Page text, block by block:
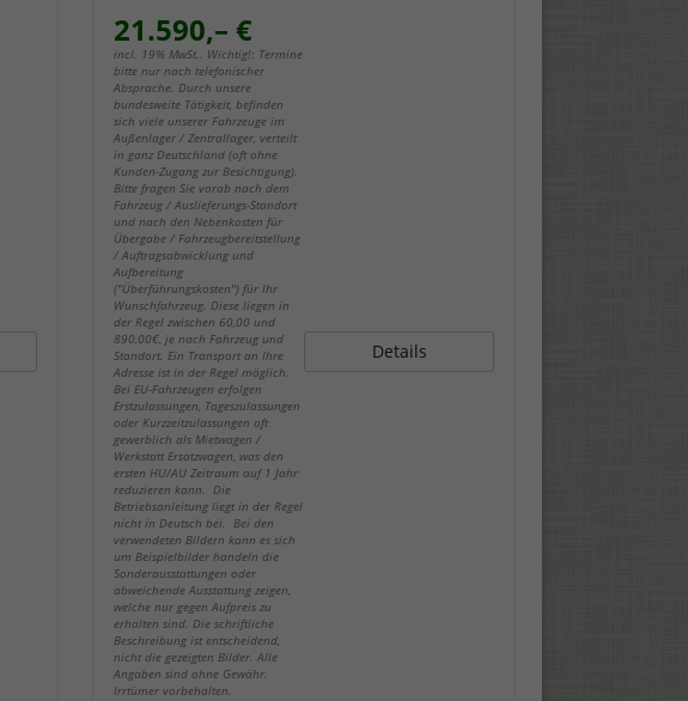
21.590,– €
incl. 19% MwSt.. Wichtig!: Termine
bitte nur nach telefonischer
Absprache. Durch unsere
bundesweite Tätigkeit, befinden
sich viele unserer Fahrzeuge im
Außenlager / Zentrallager, verteilt
in ganz Deutschland (oft ohne
Kunden-Zugang zur Besichtigung).
Bitte fragen Sie vorab nach dem
Fahrzeug / Auslieferungs-Standort
und nach den Nebenkosten für
Übergabe / Fahrzeugbereitstellung
/ Auftragsabwicklung und
Aufbereitung
("Überführungskosten") für Ihr
Wunschfahrzeug. Diese liegen in
der Regel zwischen 60,00 und
890,00€, je nach Fahrzeug und
Standort. Ein Transport an Ihre
Adresse ist in der Regel möglich.
Bei EU-Fahrzeugen erfolgen
Erstzulassungen, Tageszulassungen
oder Kurzzeitzulassungen oft
gewerblich als Mietwagen /
Werkstatt Ersatzwagen, was den
ersten HU/AU Zeitraum auf 1 Jahr
reduzieren kann. Die
Betriebsanleitung liegt in der Regel
nicht in Deutsch bei. Bei den
verwendeten Bildern kann es sich
um Beispielbilder handeln die
Sonderausstattungen oder
abweichende Ausstattung zeigen,
welche nur gegen Aufpreis zu
erhalten sind. Die schriftliche
Beschreibung ist entscheidend,
nicht die gezeigten Bilder. Alle
Angaben sind ohne Gewähr.
Irrtümer vorbehalten.
Details